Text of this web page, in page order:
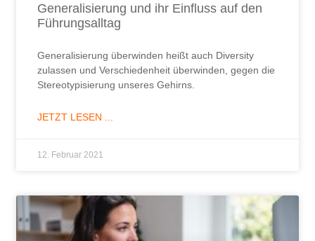
Generalisierung und ihr Einfluss auf den
Führungsalltag
Generalisierung überwinden heißt auch Diversity
zulassen und Verschiedenheit überwinden, gegen die
Stereotypisierung unseres Gehirns.
JETZT LESEN ...
12. Februar 2021